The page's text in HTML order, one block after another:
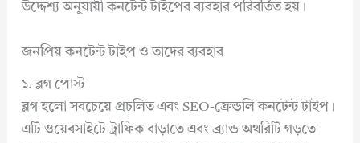
উদ্দেশ্য অনুযায়ী কনটেন্ট টাইপের ব্যবহার পরিবর্তিত হয়।
জনপ্রিয় কনটেন্ট টাইপ ও তাদের ব্যবহার
১. ব্লগ পোস্ট
ব্লগ হলো সবচেয়ে প্রচলিত এবং SEO-ফ্রেন্ডলি কনটেন্ট টাইপ।
এটি ওয়েবসাইটে ট্রাফিক বাড়াতে এবং ব্র্যান্ড অথরিটি গড়তে